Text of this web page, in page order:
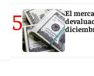
5
El